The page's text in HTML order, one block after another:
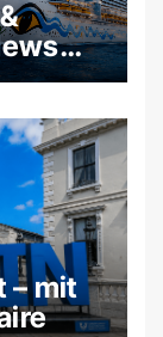
– mit